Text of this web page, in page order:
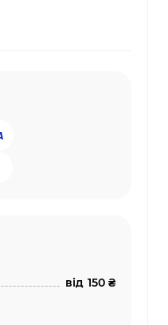
від 150 ₴